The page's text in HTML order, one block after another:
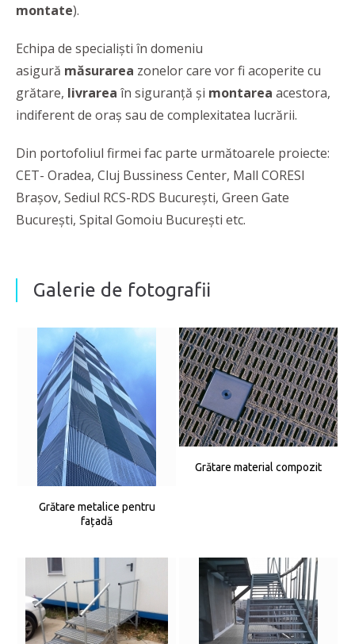
montate).
Echipa de specialiști în domeniu
asigură măsurarea zonelor care vor fi acoperite cu
grătare, livrarea în siguranță și montarea acestora,
indiferent de oraș sau de complexitatea lucrării.
Din portofoliul firmei fac parte următoarele proiecte:
CET- Oradea, Cluj Bussiness Center, Mall CORESI
Brașov, Sediul RCS-RDS București, Green Gate
Bucureşti, Spital Gomoiu Bucureşti etc.
Galerie de fotografii
Grătare metalice pentru
fațadă
Grătare material compozit